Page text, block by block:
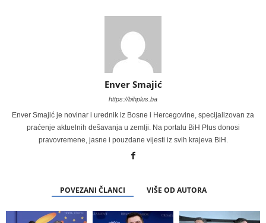
Enver Smajić
https://bihplus.ba
Enver Smajić je novinar i urednik iz Bosne i Hercegovine, specijalizovan za
praćenje aktuelnih dešavanja u zemlji. Na portalu BiH Plus donosi
pravovremene, jasne i pouzdane vijesti iz svih krajeva BiH.
POVEZANI ČLANCI VIŠE OD AUTORA